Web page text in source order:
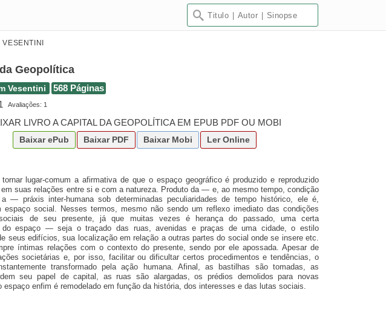
Geopolítica
Vesentini
568 Páginas
Avaliações: 1
LIVRO A CAPITAL DA GEOPOLÍTICA EM EPUB PDF OU MOBI
Baixar ePub Baixar PDF Baixar Mobi Ler Online
lugar-comum a afirmativa de que o espaço geográfico é produzido e reproduzido
suas relações entre si e com a natureza. Produto da — e, ao mesmo tempo, condição
a — práxis inter-humana sob determinadas peculiaridades de tempo histórico, ele é,
espaço social. Nesses termos, mesmo não sendo um reflexo imediato das condições
de seu presente, já que muitas vezes é herança do passado, uma certa
do espaço — seja o traçado das ruas, avenidas e praças de uma cidade, o estilo
seus edifícios, sua localização em relação a outras partes do social onde se insere etc.
íntimas relações com o contexto do presente, sendo por ele apossada. Apesar de
societárias e, por isso, facilitar ou dificultar certos procedimentos e tendências, o
transformado pela ação humana. Afinal, as bastilhas são tomadas, as
seu papel de capital, as ruas são alargadas, os prédios demolidos para novas
espaço enfim é remodelado em função da história, dos interesses e das lutas sociais.